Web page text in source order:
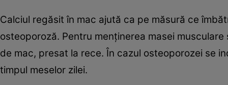
Calciul regăsit în mac ajută ca pe măsură ce
osteoporoză. Pentru menţinerea masei
de mac, presat la rece. În cazul osteoporozei se
timpul meselor zilei.